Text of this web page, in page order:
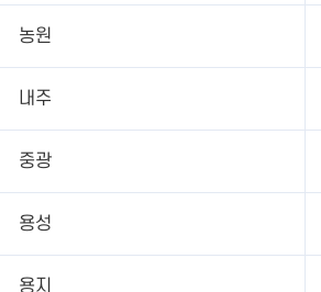
농원
내주
중광
용성
용지